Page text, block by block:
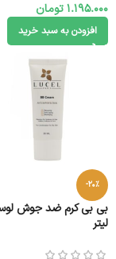
1.195.000تومان
افزودن به سبد خرید
-20%
لیتر